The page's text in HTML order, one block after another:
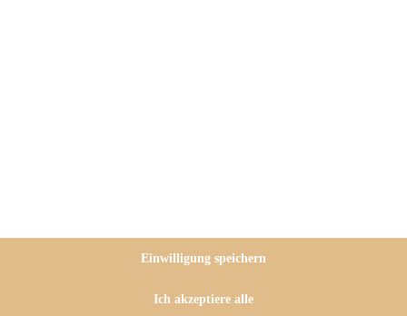
Ich mag es ja auch, weil ich
nur noch selten Brot
und auch
guten Bäckern, die leider
fixe Nummer hier für Euch:
saftig und lecker!
Vollkornmehl
% Fett. Die Möhren dazu
Einwilligung speichern
Ich akzeptiere alle